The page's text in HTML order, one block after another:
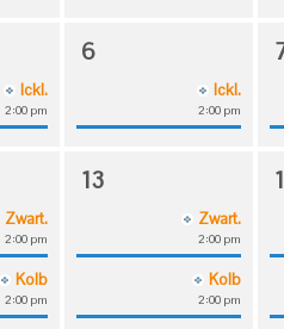
Ickl.
2:00 pm
6
Ickl.
2:00 pm
Zwart.
2:00 pm
Kolb
2:00 pm
13
Zwart.
2:00 pm
Kolb
2:00 pm